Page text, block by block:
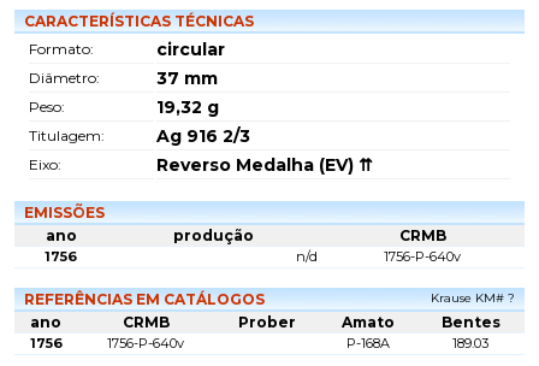
CARACTERÍSTICAS TÉCNICAS
Formato:
circular
Diâmetro: 37 mm
Peso: 19,32 g
Titulagem: Ag 916 2/3
Eixo: Reverso Medalha (EV) ⇈
EMISSÕES
ano
produção CRMB
1756 n/d 1756-P-640v
REFERÊNCIAS EM CATÁLOGOS Krause KM# ?
ano CRMB Prober Amato Bentes
1756 1756-P-640v P-168A 189.03